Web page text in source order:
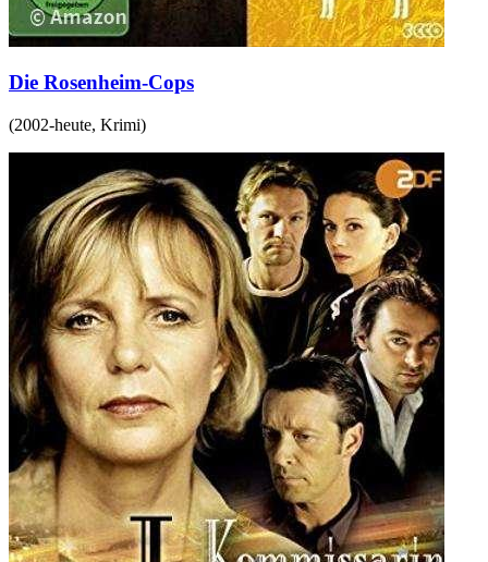
Die Rosenheim-Cops
(2002-heute, Krimi)